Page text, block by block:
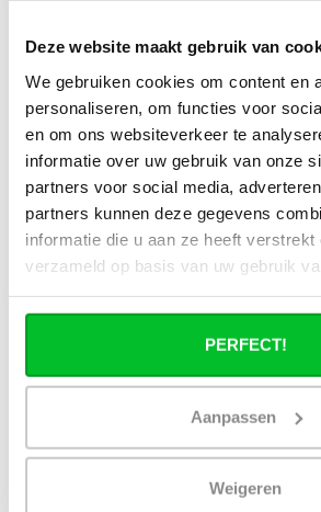
Deze website maakt gebruik van
We gebruiken cookies om content en
personaliseren, om functies voor
en om ons websiteverkeer te
informatie over uw gebruik van onze
partners voor social media,
partners kunnen deze gegevens
informatie die u aan ze heeft verstrekt
verzameld op basis van uw gebruik
PERFECT!
Aanpassen
Weigeren
Wanneer zijn de
meest nuttig?
Wat is technisch gezien een
paneelradiator?
Hoe verschilt de
hybride paneelradiator ten
Wat is het voordeel van
radiatorventilatoren?
Waarom is een hybride